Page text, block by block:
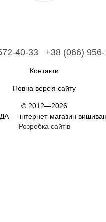
40-33 +38 (066)
Контакти
Повна версія сайту
© 2012—2026
— інтернет-магазин
Розробка сайтів